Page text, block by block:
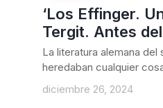
‘Los Effinger.
Tergit. Antes
La literatura alemana
heredaban cualquier
diciembre 26, 2024